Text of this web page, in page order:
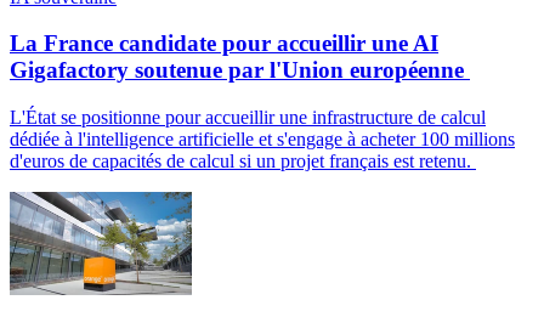
La France candidate pour accueillir une AI
Gigafactory soutenue par l'Union européenne
L'État se positionne pour accueillir une infrastructure de calcul
dédiée à l'intelligence artificielle et s'engage à acheter 100 millions
d'euros de capacités de calcul si un projet français est retenu.